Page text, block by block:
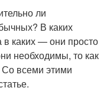
ли
В каких
в каких — они просто
необходимы, то как
всеми этими